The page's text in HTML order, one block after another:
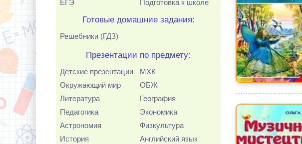
ЕГЭ
Подготовка к школе
Готовые домашние задания:
Решебники (ГДЗ)
Презентации по предмету:
Детские презентации
Окружающий мир
Литература
Педагогика
Астрономия
История
МХК
ОБЖ
География
Экономика
Физкультура
Английский язык